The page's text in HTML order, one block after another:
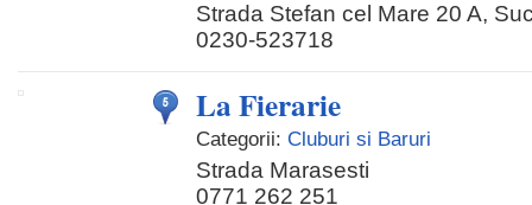
Strada Stefan cel Mare 20 A,
0230-523718
La Fierarie
Categorii: Cluburi si Baruri
Strada Marasesti
0771 262 251